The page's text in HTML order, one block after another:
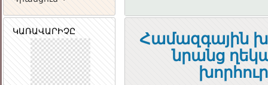
ԿԱՌԱՎԱՐԻՉԸ Համազգային
նրանց